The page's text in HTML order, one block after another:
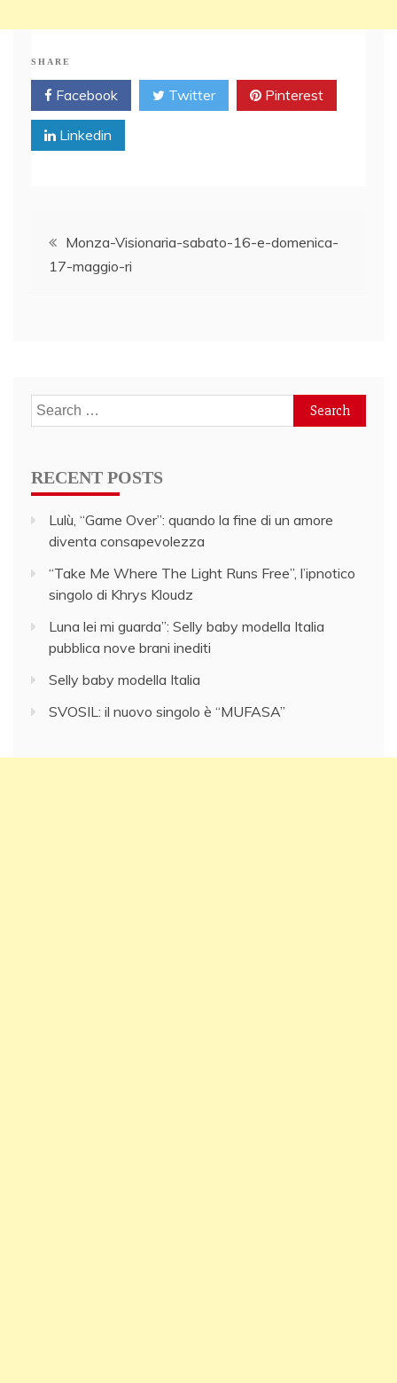
SHARE
Facebook Twitter Pinterest
Linkedin
Post
navigation
Monza-Visionaria-sabato-16-e-domenica-
17-maggio-ri
Search
for:
RECENT POSTS
Lulù, “Game Over”: quando la fine di un amore
diventa consapevolezza
“Take Me Where The Light Runs Free”, l’ipnotico
singolo di Khrys Kloudz
Luna lei mi guarda”: Selly baby modella Italia
pubblica nove brani inediti
Selly baby modella Italia
SVOSIL: il nuovo singolo è “MUFASA”